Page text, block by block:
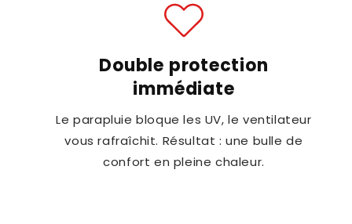
Double protection
immédiate
Le parapluie bloque les UV, le ventilateur
vous rafraîchit. Résultat : une bulle de
confort en pleine chaleur.